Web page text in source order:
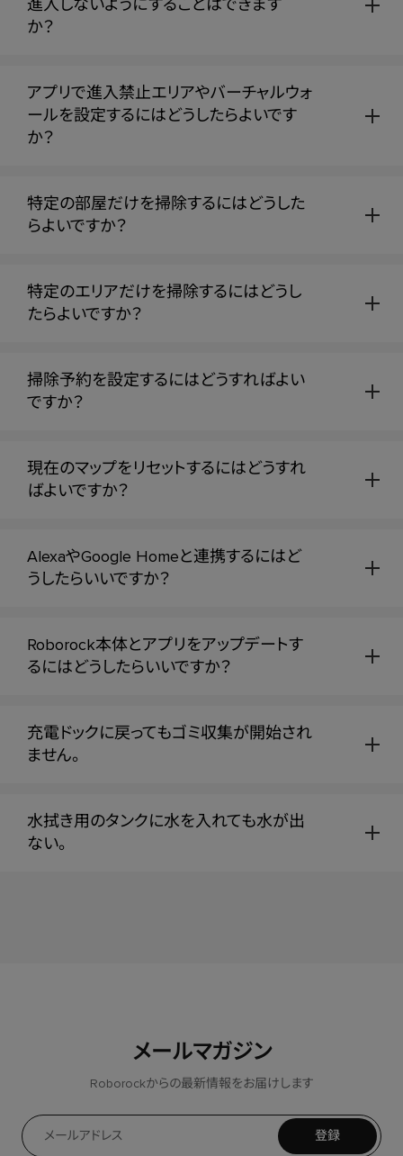
進入しないようにすることはできます
か？
アプリで進入禁止エリアやバーチャルウォ
ールを設定するにはどうしたらよいです
か？
特定の部屋だけを掃除するにはどうした
らよいですか？
特定のエリアだけを掃除するにはどうし
たらよいですか？
掃除予約を設定するにはどうすればよい
ですか？
現在のマップをリセットするにはどうすれ
ばよいですか？
AlexaやGoogle Homeと連携するにはど
うしたらいいですか？
Roborock本体とアプリをアップデートす
るにはどうしたらいいですか？
充電ドックに戻ってもゴミ収集が開始され
ません。
水拭き用のタンクに水を入れても水が出
ない。
メールマガジン
Roborockからの最新情報をお届けします
登録